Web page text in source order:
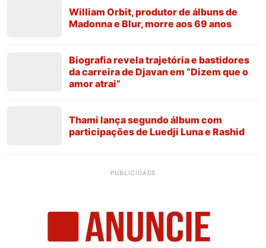
William Orbit, produtor de álbuns de
Madonna e Blur, morre aos 69 anos
Biografia revela trajetória e bastidores
da carreira de Djavan em “Dizem que o
amor atrai”
Thami lança segundo álbum com
participações de Luedji Luna e Rashid
PUBLICIDADE